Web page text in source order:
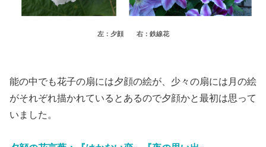
左：夕顔 右：鉄線花
能の中でも花子の扇には夕顔の絵が、少々の扇には月の絵
がそれぞれ描かれているとあるので夕顔かと最初は思って
いました。